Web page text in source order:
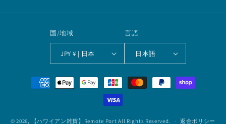
国/地域
JPY ¥ | 日本
言語
日本語
法
© 2026, 【ハワイアン雑貨】Remote Port All Rights Reserved. 返金ポリシー